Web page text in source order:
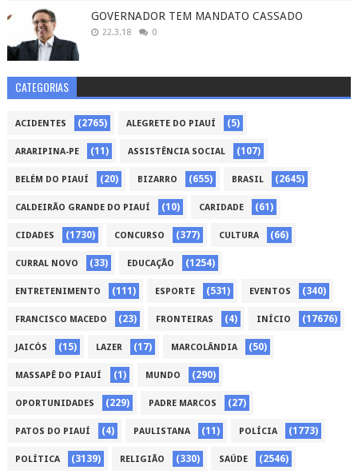
GOVERNADOR TEM MANDATO CASSADO
22.3.18 0
CATEGORIAS
ACIDENTES (2765) ALEGRETE DO PIAUÍ (5)
ARARIPINA-PE (11) ASSISTÊNCIA SOCIAL (107)
BELÉM DO PIAUÍ (20) BIZARRO (655) BRASIL (2645)
CALDEIRÃO GRANDE DO PIAUÍ (10) CARIDADE (61)
CIDADES (1730) CONCURSO (377) CULTURA (66)
CURRAL NOVO (33) EDUCAÇÃO (1254)
ENTRETENIMENTO (111) ESPORTE (531) EVENTOS (340)
FRANCISCO MACEDO (23) FRONTEIRAS (4) INÍCIO (17676)
JAICÓS (15) LAZER (17) MARCOLÂNDIA (50)
MASSAPÊ DO PIAUÍ (1) MUNDO (290)
OPORTUNIDADES (229) PADRE MARCOS (27)
PATOS DO PIAUÍ (4) PAULISTANA (11) POLÍCIA (1773)
POLÍTICA (3139) RELIGIÃO (330) SAÚDE (2546)